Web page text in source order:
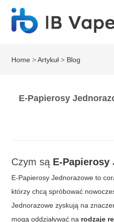
Home >Artykuł > Blog
E-Papierosy
Czym są E-Papierosy
E-Papierosy Jednorazowe to
którzy chcą spróbować
Jednorazowe zyskują na
mogą oddziaływać na rodzaje